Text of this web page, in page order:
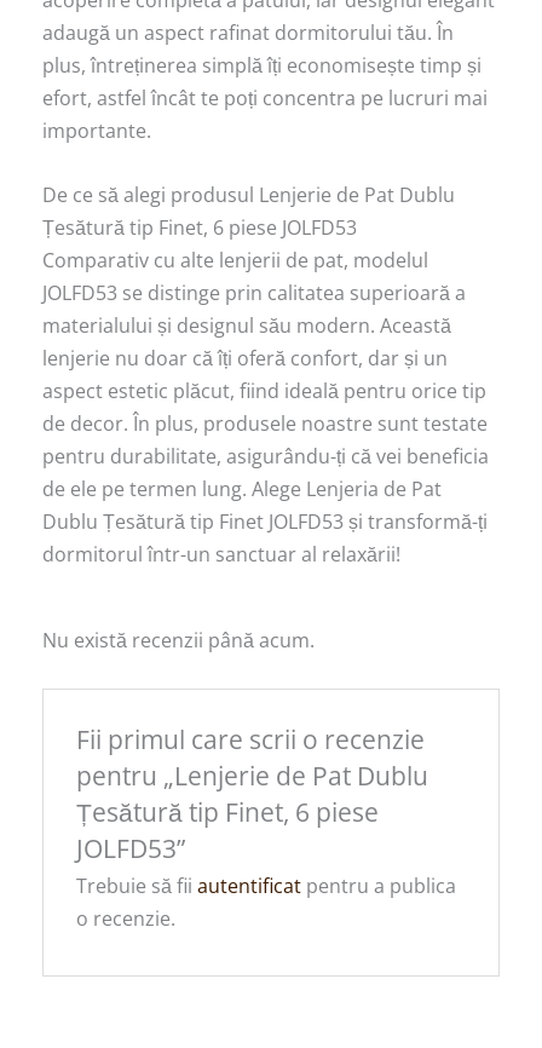
adaugă un aspect rafinat dormitorului tău. În
plus, întreținerea simplă îți economisește timp și
efort, astfel încât te poți concentra pe lucruri mai
importante.
De ce să alegi produsul Lenjerie de Pat Dublu
Țesătură tip Finet, 6 piese JOLFD53
Comparativ cu alte lenjerii de pat, modelul
JOLFD53 se distinge prin calitatea superioară a
materialului și designul său modern. Această
lenjerie nu doar că îți oferă confort, dar și un
aspect estetic plăcut, fiind ideală pentru orice tip
de decor. În plus, produsele noastre sunt testate
pentru durabilitate, asigurându-ți că vei beneficia
de ele pe termen lung. Alege Lenjeria de Pat
Dublu Țesătură tip Finet JOLFD53 și transformă-ți
dormitorul într-un sanctuar al relaxării!
Nu există recenzii până acum.
Fii primul care scrii o recenzie
pentru „Lenjerie de Pat Dublu
Țesătură tip Finet, 6 piese
JOLFD53”
Trebuie să fii autentificatpentru a publica
o recenzie.